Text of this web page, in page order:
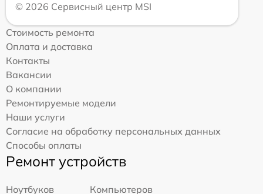
© 2026 Сервисный центр MSI
Стоимость ремонта
Оплата и доставка
Контакты
Вакансии
О компании
Ремонтируемые модели
Наши услуги
Согласие на обработку персональных данных
Способы оплаты
Ремонт устройств
Ноутбуков
Компьютеров